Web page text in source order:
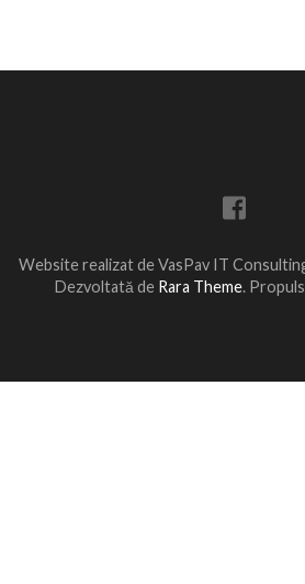
Website realizat de VasPav IT
Dezvoltată de Rara Theme.